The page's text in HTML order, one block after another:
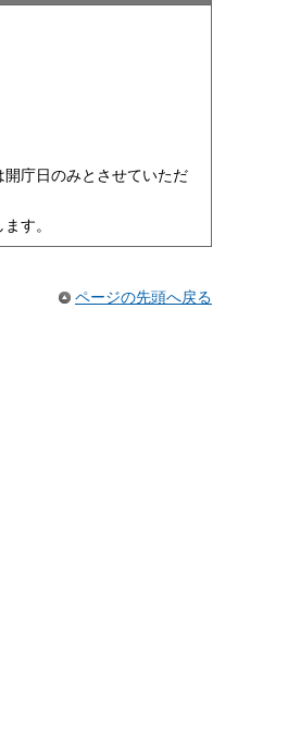
庁日のみとさせていただ
す。
ページの先頭へ戻る